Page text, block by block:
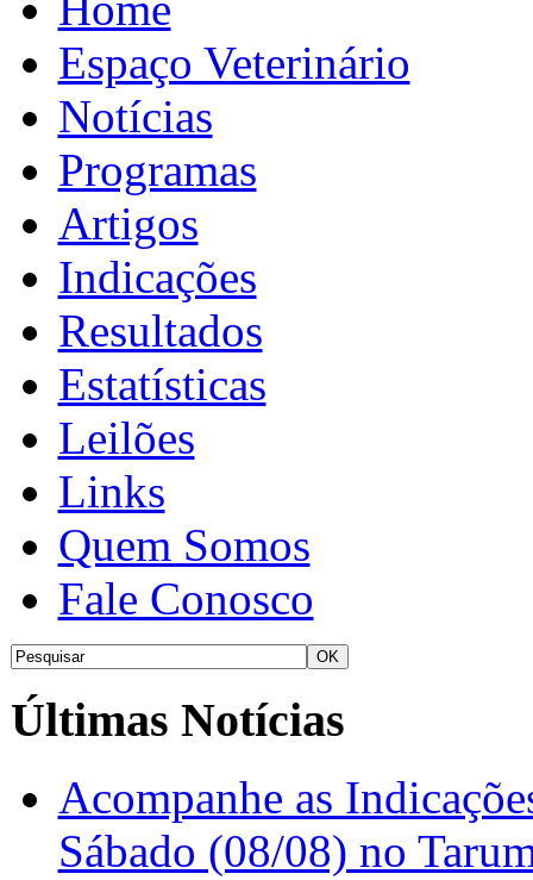
Espaço Veterinário
Notícias
Programas
Artigos
Indicações
Resultados
Estatísticas
Leilões
Links
Quem Somos
Fale Conosco
Últimas Notícias
Acompanhe as
Sábado (08/08) no